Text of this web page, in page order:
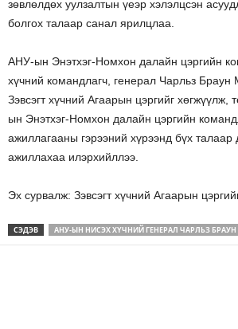
зөвлөлдөх уулзалтын үеэр хэлэлцсэн
болгох талаар санал ярилцлаа.
АНУ-ын Энэтхэг-Номхон далайн цэргийн
хүчний командлагч, генерал Чарльз Браун
Зэвсэгт хүчний Агаарын цэргийг хөгжүүлж,
ын Энэтхэг-Номхон далайн цэргийн
ажиллагааны гэрээний хүрээнд бүх талаар
ажиллахаа илэрхийллээ.
Эх сурвалж: Зэвсэгт хүчний Агаарын
СЭДЭВ АНУ-ЫН НИСЭХ ХҮЧНИЙ ГЕНЕРАЛ ЧАРЛЬЗ БРАУН